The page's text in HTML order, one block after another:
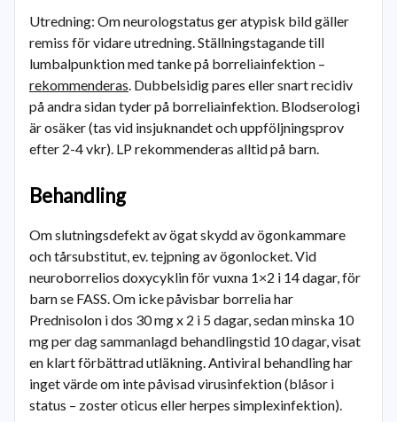
Utredning: Om neurologstatus ger atypisk bild gäller
remiss för vidare utredning. Ställningstagande till
lumbalpunktion med tanke på borreliainfektion –
rekommenderas. Dubbelsidig pares eller snart recidiv
på andra sidan tyder på borreliainfektion. Blodserologi
är osäker (tas vid insjuknandet och uppföljningsprov
efter 2-4 vkr). LP rekommenderas alltid på barn.
Behandling
Om slutningsdefekt av ögat skydd av ögonkammare
och tårsubstitut, ev. tejpning av ögonlocket. Vid
neuroborrelios doxycyklin för vuxna 1×2 i 14 dagar, för
barn se FASS. Om icke påvisbar borrelia har
Prednisolon i dos 30 mg x 2 i 5 dagar, sedan minska 10
mg per dag sammanlagd behandlingstid 10 dagar, visat
en klart förbättrad utläkning. Antiviral behandling har
inget värde om inte påvisad virusinfektion (blåsor i
status – zoster oticus eller herpes simplexinfektion).